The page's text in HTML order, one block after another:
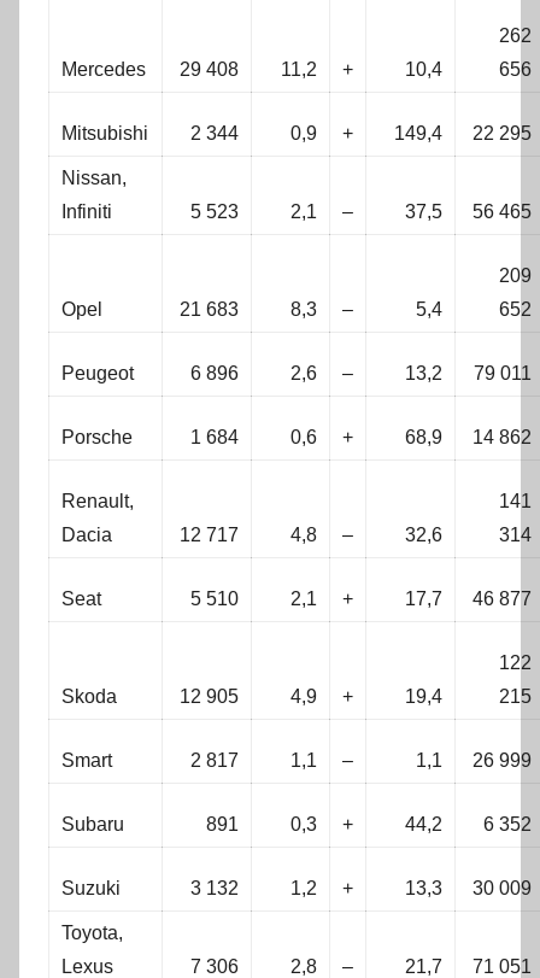
Mercedes 29 408 11,2 + 10,4
262
656
Mitsubishi 2 344 0,9 + 149,4 22 295
Nissan,
Infiniti
5 523 2,1 – 37,5 56 465
Opel 21 683 8,3 – 5,4
209
652
Peugeot 6 896 2,6 – 13,2 79 011
Porsche 1 684 0,6 + 68,9 14 862
Renault,
Dacia
12 717 4,8 – 32,6
141
314
Seat 5 510 2,1 + 17,7 46 877
Skoda 12 905 4,9 + 19,4
122
215
Smart 2 817 1,1 – 1,1 26 999
Subaru 891 0,3 + 44,2 6 352
Suzuki 3 132 1,2 + 13,3 30 009
Toyota,
Lexus
7 306 2,8 – 21,7 71 051